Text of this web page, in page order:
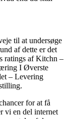
til at undersøge
af dette er det
ratings af Kitchn –
I Øverste
– Levering
for at få
vi en del internet